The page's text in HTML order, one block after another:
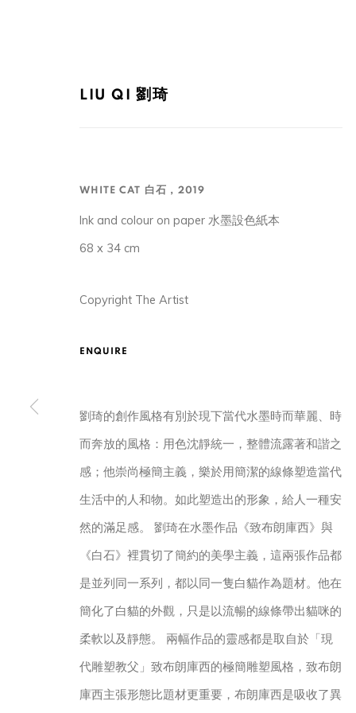
LIU QI 劉琦
105-107, Barrack Block, Tai Kwun, Central, Hong
MANAGE COOKIES
COPYRIGHT © 2026 ORA-ORA SITE BY ARTLOGIC
LIU QI 劉琦
WHITE CAT 白石 , 2019
Ink and colour on paper 水墨設色紙本
68 x 34 cm
Copyright The Artist
ENQUIRE
劉琦的創作風格有別於現下當代水墨時而華麗、時
而奔放的風格：用色沈靜統一，整體流露著和諧之
感；他崇尚極簡主義，樂於用簡潔的線條塑造當代
生活中的人和物。如此塑造出的形象，給人一種安
然的滿足感。 劉琦在水墨作品《致布朗庫西》與
《白石》裡貫切了簡約的美學主義，這兩張作品都
是並列同一系列，都以同一隻白貓作為題材。他在
簡化了白貓的外觀，只是以流暢的線條帶出貓咪的
柔軟以及靜態。 兩幅作品的靈感都是取自於「現
代雕塑教父」致布朗庫西的極簡雕塑風格，致布朗
庫西主張形態比題材更重要，布朗庫西是吸收了異